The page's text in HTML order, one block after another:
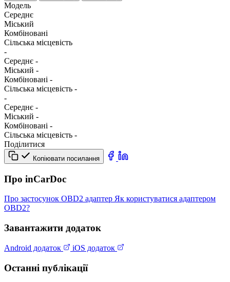
Модель
Середнє
Міський
Комбіновані
Сільська місцевість
-
Середнє -
Міський -
Комбіновані -
Сільська місцевість -
-
Середнє -
Міський -
Комбіновані -
Сільська місцевість -
Поділитися
Копіювати посилання
Про inCarDoc
Про застосунок OBD2 адаптер Як користуватися адаптером
OBD2?
Завантажити додаток
Android додаток iOS додаток
Останні публікації